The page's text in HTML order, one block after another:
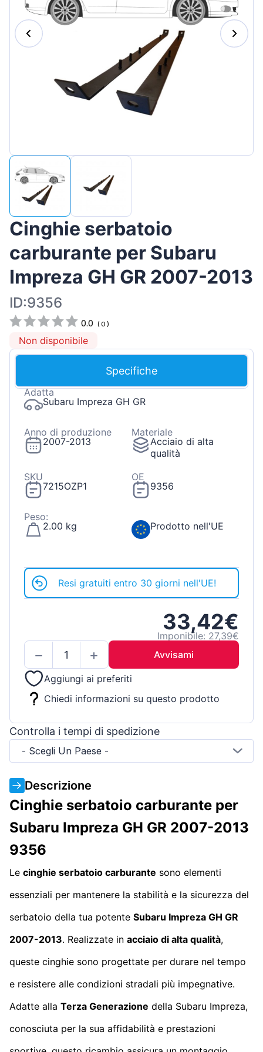
Hrvatski
Português
Slovenian
Latvian
Cinghie serbatoio
carburante per Subaru
Impreza GH GR 2007-2013
ID:9356
0.0 (0 )
Non disponibile
Specifiche
Adatta
Subaru Impreza GH GR
Anno di produzione
2007-2013
Materiale
Acciaio di alta
qualità
SKU
7215OZP1
OE
9356
Peso:
2.00 kg
Prodotto nell'UE
Resi gratuiti entro 30 giorni nell'UE!
33,42€
Imponibile: 27,39€
Avvisami
Aggiungi ai preferiti
Chiedi informazioni su questo prodotto
Controlla i tempi di spedizione
- Scegli Un Paese -
Descrizione
Cinghie serbatoio carburante per
Subaru Impreza GH GR 2007-2013
9356
Le cinghie serbatoio carburante sono elementi
essenziali per mantenere la stabilità e la sicurezza del
serbatoio della tua potente Subaru Impreza GH GR
2007-2013. Realizzate in acciaio di alta qualità,
queste cinghie sono progettate per durare nel tempo
e resistere alle condizioni stradali più impegnative.
Adatte alla Terza Generazione della Subaru Impreza,
conosciuta per la sua affidabilità e prestazioni